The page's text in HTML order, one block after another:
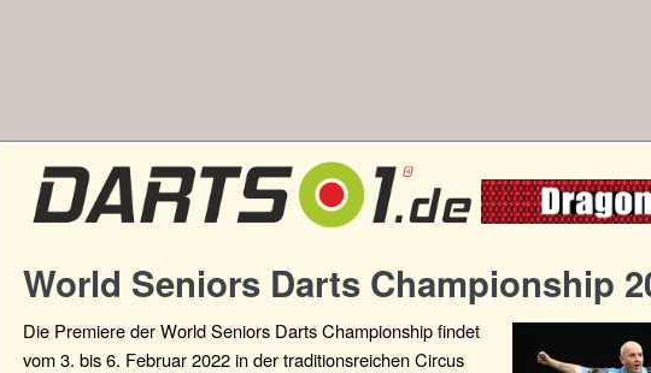
World Seniors Darts Championship
Die Premiere der World Seniors Darts Championship findet
vom 3. bis 6. Februar 2022 in der traditionsreichen Circus